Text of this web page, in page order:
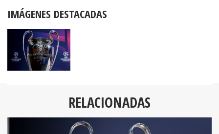
IMÁGENES DESTACADAS
RELACIONADAS